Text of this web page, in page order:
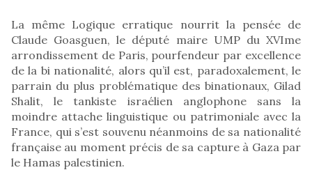
La même Logique erratique nourrit la pensée de
Claude Goasguen, le député maire UMP du XVIme
arrondissement de Paris, pourfendeur par excellence
de la bi nationalité, alors qu’il est, paradoxalement, le
parrain du plus problématique des binationaux, Gilad
Shalit, le tankiste israélien anglophone sans la
moindre attache linguistique ou patrimoniale avec la
France, qui s’est souvenu néanmoins de sa nationalité
française au moment précis de sa capture à Gaza par
le Hamas palestinien.